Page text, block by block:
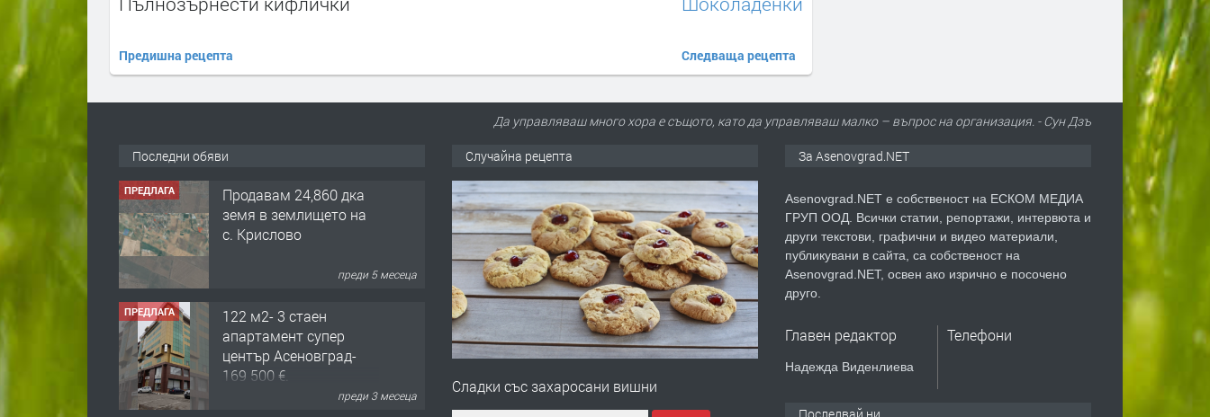
Предишна рецепта Следваща рецепта
Да управляваш много хора е същото, като да управляваш малко – въпрос на организация. - Сун Дзъ
Последни обяви
ПРЕДЛАГА
земя в землището на
с. Крислово
ПРЕДЛАГА
апартамент супер
център Асеновград-
169 500 €.
ПРЕДЛАГА
Случайна рецепта
Сладки със захаросани вишни
За Asenovgrad.NET
Asenovgrad.NET е собственост на ЕСКОМ МЕДИА
ГРУП ООД. Всички статии, репортажи, интервюта и
други текстови, графични и видео материали,
публикувани в сайта, са собственост на
Asenovgrad.NET, освен ако изрично е посочено
друго.
Главен редактор
Надежда Виденлиева
Телефони